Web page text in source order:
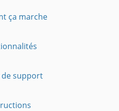
ça marche
de support